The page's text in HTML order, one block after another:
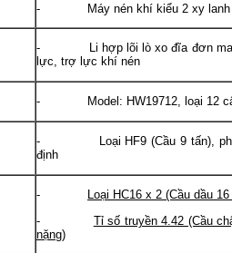
- Máy nén khí kiểu 2 xy lanh
- Li hợp lõi lò xo đĩa đơn ma
lực, trợ lực khí nén
- Model: HW19712, loại 12 cấp
- Loại HF9 (Cầu 9 tấn),
định
-
Loại HC16 x 2 (Cầu dầu
- Tỉ số truyền 4.42 (Cầu
nặng)